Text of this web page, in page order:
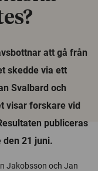
att gå från
skedde via ett
Svalbard och
visar forskare vid
publiceras
21 juni.
Jakobsson och Jan